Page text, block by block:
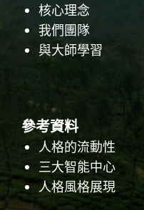
核心理念
我們團隊
與大師學習
參考資料
人格的流動性
三大智能中心
人格風格展現